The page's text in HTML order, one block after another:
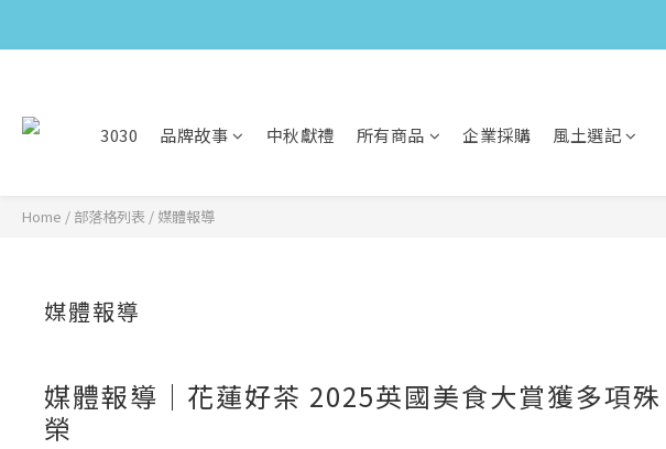
3030 品牌故事 中秋獻禮 所有商品 企業採購 風土選記
Home / 部落格列表 / 媒體報導
媒體報導
媒體報導｜花蓮好茶 2025英國美食大賞獲多項殊
榮